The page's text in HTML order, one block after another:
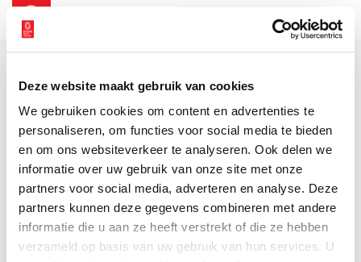
Deze website maakt gebruik van cookies
We gebruiken cookies om content en advertenties te
personaliseren, om functies voor social media te bieden
en om ons websiteverkeer te analyseren. Ook delen we
informatie over uw gebruik van onze site met onze
partners voor social media, adverteren en analyse. Deze
partners kunnen deze gegevens combineren met andere
informatie die u aan ze heeft verstrekt of die ze hebben
verzameld op basis van uw gebruik van hun services. U